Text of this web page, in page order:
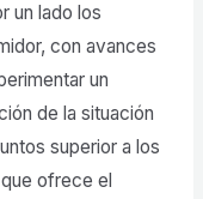
un lado los
con avances
un
de la situación
superior a los
ofrece el